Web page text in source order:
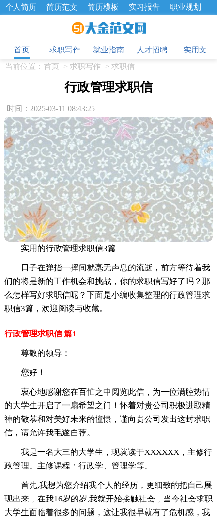
个人简历 简历范文 简历模板 实习报告
职业规划
招聘选拔 绩效考核 企业文化
工作总结
辞职报告
首页
求职写作 就业指南 人才招聘
实用文
当前位置： 首页 > 求职写作 > 求职信
行政管理求职信
时间：2025-03-11 08:43:25
实用的行政管理求职信3篇
日子在弹指一挥间就毫无声息的流逝，前方等待着我
们的将是新的工作机会和挑战，你的求职信写好了吗？那
么怎样写好求职信呢？下面是小编收集整理的行政管理求
职信3篇，欢迎阅读与收藏。
行政管理求职信 篇1
尊敬的领导：
您好！
衷心地感谢您在百忙之中阅览此信，为一位满腔热情
的大学生开启了一扇希望之门！怀着对贵公司积极进取精
神的敬慕和对美好未来的憧憬，谨向贵公司发出这封求职
信，请允许我毛遂自荐。
我是一名大三的大学生，现就读于XXXXXX，主修行
政管理。主修课程：行政学、管理学等。
首先,我想为您介绍我个人的经历，更细致的把自己展
现出来，在我16岁的岁,我就开始接触社会，当今社会求职
大学生面临着很多的问题，这让我很早就有了危机感，我